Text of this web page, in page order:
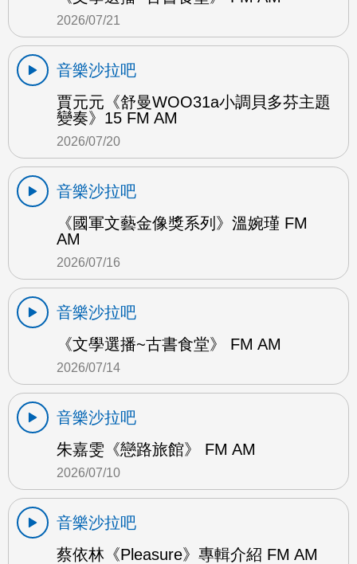
2026/07/21
音樂沙拉吧
賈元元《舒曼WOO31a小調貝多芬主題
變奏》15 FM AM
2026/07/20
音樂沙拉吧
《國軍文藝金像獎系列》溫婉瑾 FM
AM
2026/07/16
音樂沙拉吧
《文學選播~古書食堂》 FM AM
2026/07/14
音樂沙拉吧
朱嘉雯《戀路旅館》 FM AM
2026/07/10
音樂沙拉吧
蔡依林《Pleasure》專輯介紹 FM AM